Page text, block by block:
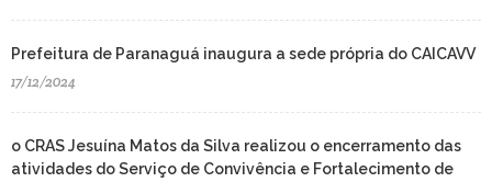
Prefeitura de Paranaguá inaugura a sede própria do CAICAVV
17/12/2024
o CRAS Jesuína Matos da Silva realizou o encerramento das
atividades do Serviço de Convivência e Fortalecimento de